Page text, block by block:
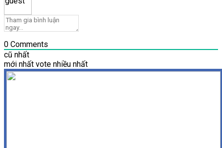
0 Comments
cũ nhất
mới nhất vote nhiều nhất